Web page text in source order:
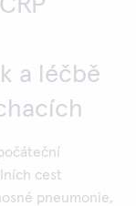
a léčbě
cest
pneumonie,